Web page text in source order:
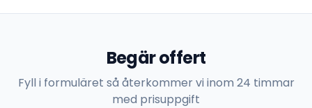
Begär offert
Fyll i formuläret så återkommer vi inom 24 timmar
med prisuppgift